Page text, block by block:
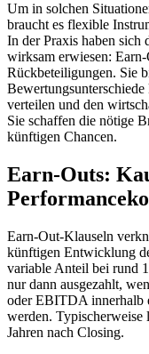
Um in solchen
braucht es flexible
In der Praxis haben sich
wirksam erwiesen:
Rückbeteiligungen. Sie
verteilen und den
Sie schaffen die nötige
künftigen Chancen.
Earn-Outs:
Earn-Out-Klauseln
künftigen Entwicklung
variable Anteil bei rund
nur dann ausgezahlt,
oder EBITDA innerhalb
werden. Typischerweise
Jahren nach Closing.